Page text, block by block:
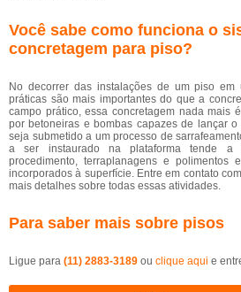
Você sabe como funciona o
concretagem para piso?
No decorrer das instalações de um piso em
práticas são mais importantes do que a
campo prático, essa concretagem nada mais
por betoneiras e bombas capazes de lançar
seja submetido a um processo de
a ser instaurado na plataforma tende
procedimento, terraplanagens e polimentos
incorporados à superfície. Entre em contato
mais detalhes sobre todas essas atividades.
Para saber mais sobre pisos
Ligue para (11) 2883-3189 ou clique aqui e